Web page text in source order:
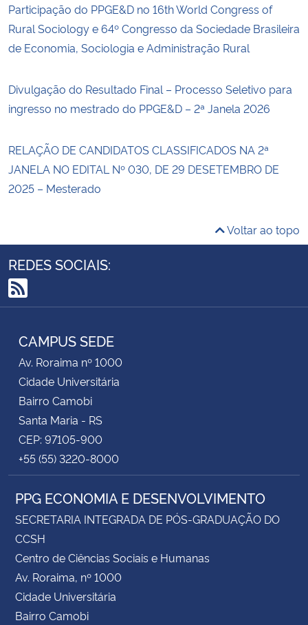
Participação do PPGE&D no 16th World Congress of
Rural Sociology e 64º Congresso da Sociedade Brasileira
de Economia, Sociologia e Administração Rural
Divulgação do Resultado Final – Processo Seletivo para
ingresso no mestrado do PPGE&D – 2ª Janela 2026
RELAÇÃO DE CANDIDATOS CLASSIFICADOS NA 2ª
JANELA NO EDITAL Nº 030, DE 29 DESETEMBRO DE
2025 – Mesterado
Voltar ao topo
REDES SOCIAIS:
RSS
CAMPUS SEDE
Av. Roraima nº 1000
Cidade Universitária
Bairro Camobi
Santa Maria - RS
CEP: 97105-900
+55 (55) 3220-8000
PPG ECONOMIA E DESENVOLVIMENTO
SECRETARIA INTEGRADA DE PÓS-GRADUAÇÃO DO
CCSH
Centro de Ciências Sociais e Humanas
Av. Roraima, nº 1000
Cidade Universitária
Bairro Camobi